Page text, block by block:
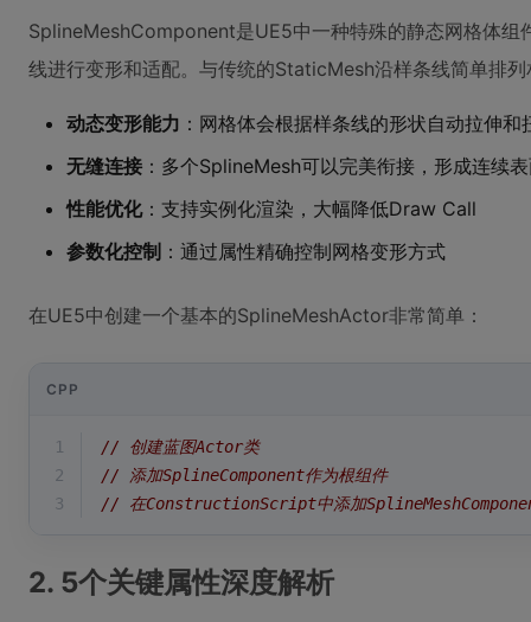
SplineMeshComponent是UE5中一种特殊的静态网格体组
线进行变形和适配。与传统的StaticMesh沿样条线简单排
动态变形能力 ：网格体会根据样条线的形状自动拉伸和
无缝连接 ：多个SplineMesh可以完美衔接，形成连续
性能优化：支持实例化渲染，大幅降低Draw Call
参数化控制 ：通过属性精确控制网格变形方式
在UE5中创建一个基本的SplineMeshActor非常简单：
CPP
1
// 创建蓝图Actor类
2
// 添加SplineComponent作为根组件
3
// 在ConstructionScript中添加
2. 5个关键属性深度解析